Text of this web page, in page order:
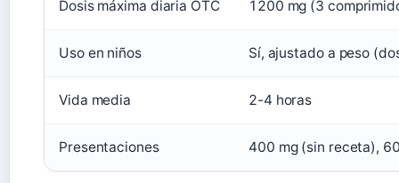
Dosis máxima diaria OTC 1200 mg (3
Uso en niños Sí, ajustado a peso
Vida media 2-4 horas
Presentaciones 400 mg (sin receta),